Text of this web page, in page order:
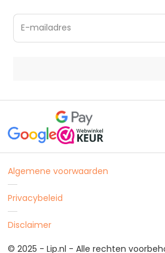
Algemene voorwaarden
Privacybeleid
Disclaimer
© 2025 - Lip.nl - Alle rechten